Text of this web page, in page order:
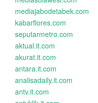
mediajabodetabek.com
kabarflores.com
seputarmetro.com
aktual.it.com
akurat.it.com
antara.it.com
analisadaily.it.com
antv.it.com